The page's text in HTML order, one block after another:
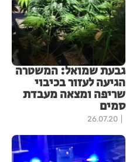
גבעת שמואל: המשטרה
הגיעה לעזור בכיבוי
שריפה ומצאה מעבדת
סמים
26.07.20